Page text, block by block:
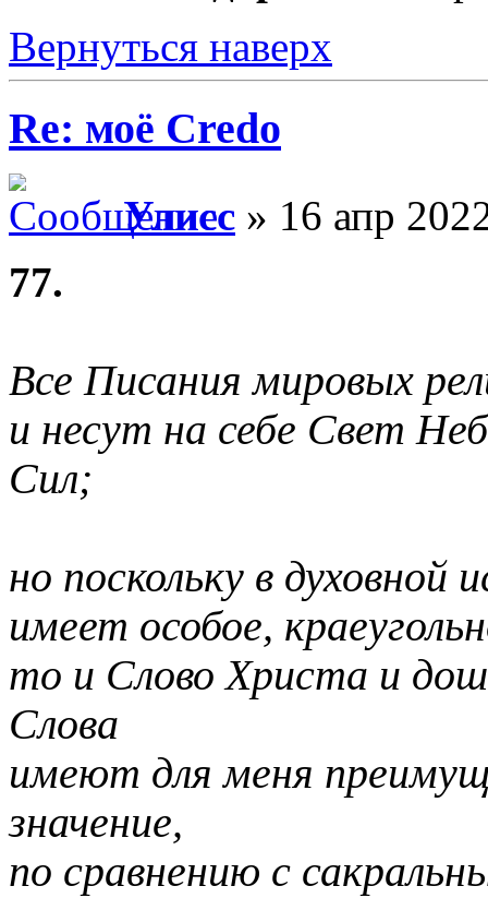
Вернуться наверх
Re: моё Сredo
Улисс » 16 апр
77.
Все Писания мировых
и несут на себе Свет
Сил;
но поскольку в
имеет особое,
то и Слово Христа и
Слова
имеют для меня
значение,
по сравнению с